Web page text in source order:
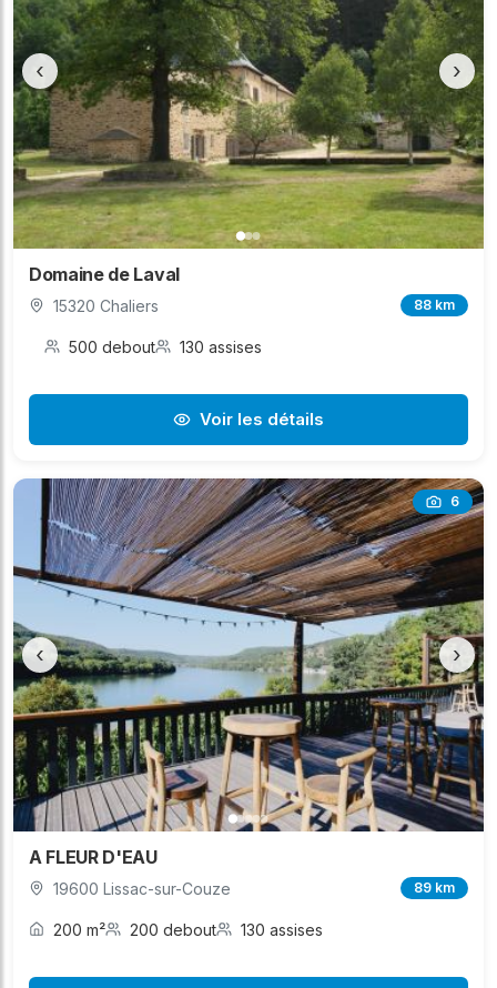
‹ ›
Domaine de Laval
15320 Chaliers 88 km
500 debout 130 assises
Voir les détails
6
‹ ›
A FLEUR D'EAU
19600 Lissac-sur-Couze 89 km
200 m² 200 debout 130 assises